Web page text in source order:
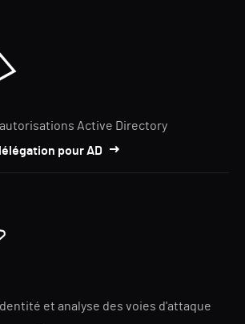
Active Directory
pour AD
et analyse des voies d'attaque